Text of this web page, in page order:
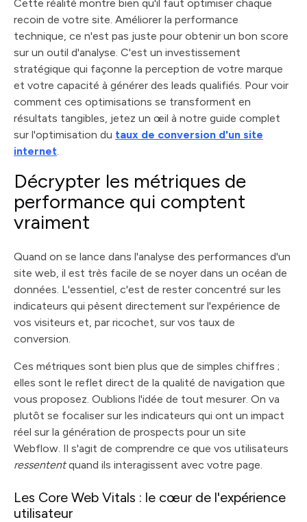
Cette réalité montre bien qu'il faut optimiser chaque
recoin de votre site. Améliorer la performance
technique, ce n'est pas juste pour obtenir un bon score
sur un outil d'analyse. C'est un investissement
stratégique qui façonne la perception de votre marque
et votre capacité à générer des leads qualifiés. Pour voir
comment ces optimisations se transforment en
résultats tangibles, jetez un œil à notre guide complet
sur l'optimisation du taux de conversion d'un site
internet.
Décrypter les métriques de
performance qui comptent
vraiment
Quand on se lance dans l'analyse des performances d'un
site web, il est très facile de se noyer dans un océan de
données. L'essentiel, c'est de rester concentré sur les
indicateurs qui pèsent directement sur l'expérience de
vos visiteurs et, par ricochet, sur vos taux de
conversion.
Ces métriques sont bien plus que de simples chiffres ;
elles sont le reflet direct de la qualité de navigation que
vous proposez. Oublions l'idée de tout mesurer. On va
plutôt se focaliser sur les indicateurs qui ont un impact
réel sur la génération de prospects pour un site
Webflow. Il s'agit de comprendre ce que vos utilisateurs
ressententquand ils interagissent avec votre page.
Les Core Web Vitals : le cœur de l'expérience
utilisateur